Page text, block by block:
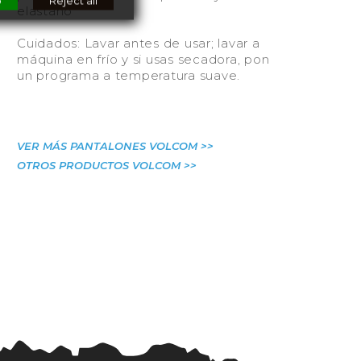
elastano
Cuidados: Lavar antes de usar; lavar a
máquina en frío y si usas secadora, pon
un programa a temperatura suave.
VER MÁS PANTALONES VOLCOM >>
OTROS PRODUCTOS VOLCOM >>